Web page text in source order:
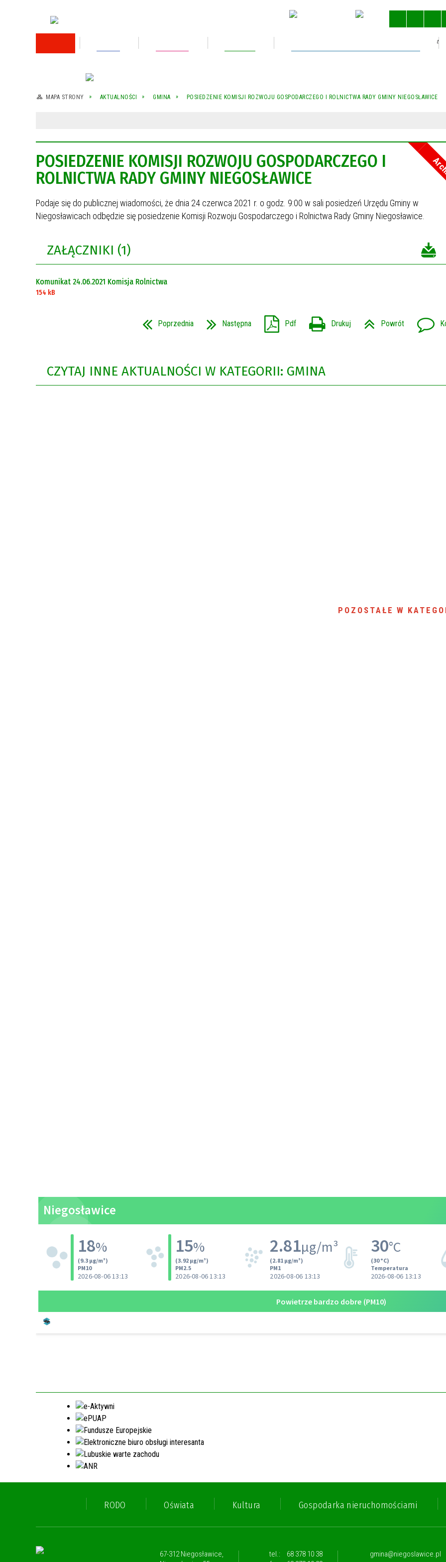
STRONA
Rok 2025
Wykaz nieruchomości przeznaczonej do
sprzedaży
Rok 2022
Rok 2020
MAPA STRONY AKTUALNOŚCI GMINA POSIEDZENIE KOMISJI ROZWOJU GOSPODARCZEGO I ROLNICTWA RADY GMINY NIEGOSŁAWICE
POSIEDZENIE KOMISJI ROZWOJU GOSPODARCZEGO I
ROLNICTWA RADY GMINY NIEGOSŁAWICE
Podaje się do publicznej wiadomości, że dnia 24 czerwca 2021 r. o godz. 9:00 w sali posiedzeń Urzędu Gminy w
Niegosławicach odbędzie się posiedzenie Komisji Rozwoju Gospodarczego i Rolnictwa Rady Gminy Niegosławice.
ZAŁĄCZNIKI (1)
Komunikat 24.06.2021 Komisja Rolnictwa
154 kB
Poprzednia Następna Pdf Drukuj Powrót
CZYTAJ INNE AKTUALNOŚCI W KATEGORII: GMINA
POZOSTAŁE W
RODO Oświata Kultura Gospodarka nieruchomościami
67-312 Niegosławice,
tel.:
68 378 10 38
gmina@niegoslawice.pl